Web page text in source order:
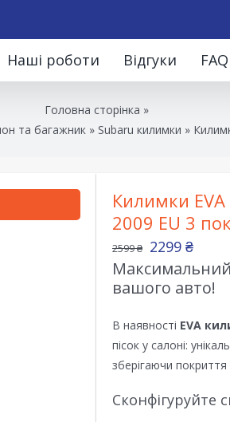
Наші роботи Відгуки FAQ
Головна сторінка »
та багажник » Subaru килимки »
Килимки
2009 EU 3
2599₴ 2299 ₴
Максимальний
вашого авто!
В наявності EVA
пісок у салоні:
зберігаючи покриття
Сконфігуруйте